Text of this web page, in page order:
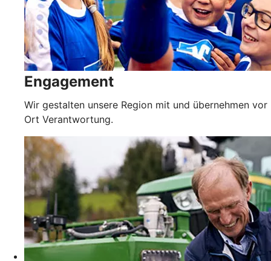
Engagement
Wir gestalten unsere Region mit und übernehmen vor
Ort Verantwortung.